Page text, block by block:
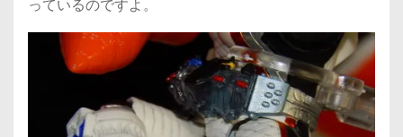
っているのですよ。